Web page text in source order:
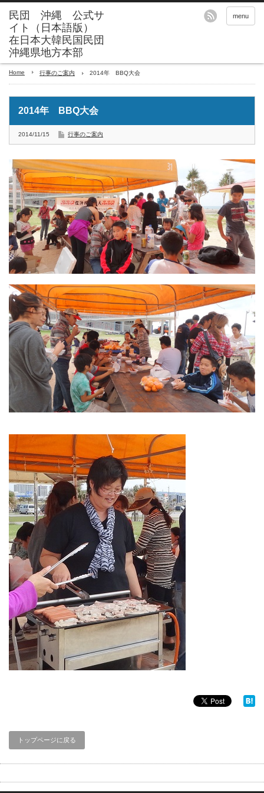
menu
Home 行事のご案内 2014年 BBQ大会
2014年 BBQ大会
2014/11/15 行事のご案内
トップページに戻る